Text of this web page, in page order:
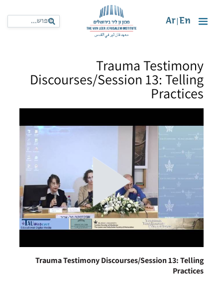
En
Ar
Trauma Testimony
Discourses/Session 13: Telling
Practices
Trauma Testimony Discourses/Session 13: Telling
Practices